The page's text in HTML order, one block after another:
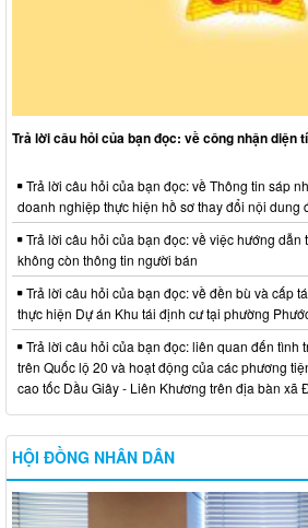
Trả lời câu hỏi của bạn đọc: về công nhận diện
Trả lời câu hỏi của bạn đọc: về Thông tin sáp
doanh nghiệp thực hiện hồ sơ thay đổi nội dung
Trả lời câu hỏi của bạn đọc: về việc hướng dẫn
không còn thông tin người bán
Trả lời câu hỏi của bạn đọc: về đền bù và cấp
thực hiện Dự án Khu tái định cư tại phường
Trả lời câu hỏi của bạn đọc: liên quan đến tình
trên Quốc lộ 20 và hoạt động của các phương
cao tốc Dầu Giây - Liên Khương trên địa bàn xã
HỘI ĐỒNG NHÂN DÂN